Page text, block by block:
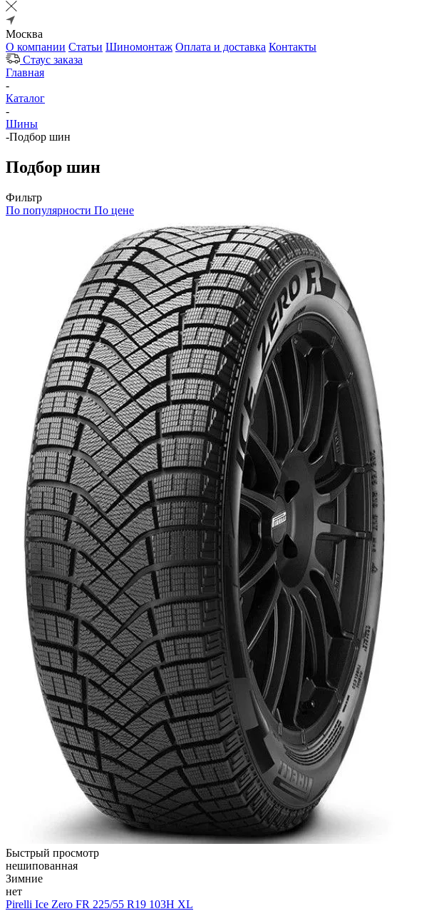
Москва
О компании Статьи Шиномонтаж Оплата и доставка Контакты
Стаус заказа
Главная
-
Каталог
-
Шины
-Подбор шин
Подбор шин
Фильтр
По популярности По цене
Быстрый просмотр
нешипованная
Зимние
нет
Pirelli Ice Zero FR 225/55 R19 103H XL